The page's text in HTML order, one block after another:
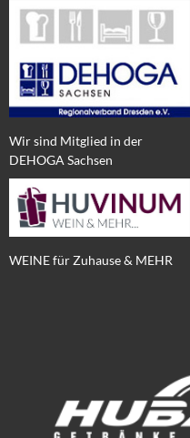
Wir sind Mitglied in der
DEHOGA Sachsen
WEINE für Zuhause & MEHR